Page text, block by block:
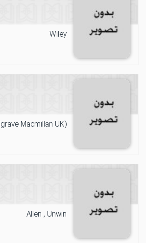
Wiley
(Palgrave Macmillan UK)
Allen , Unwin